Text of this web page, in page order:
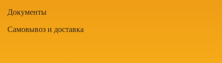
Документы
Самовывоз и доставка